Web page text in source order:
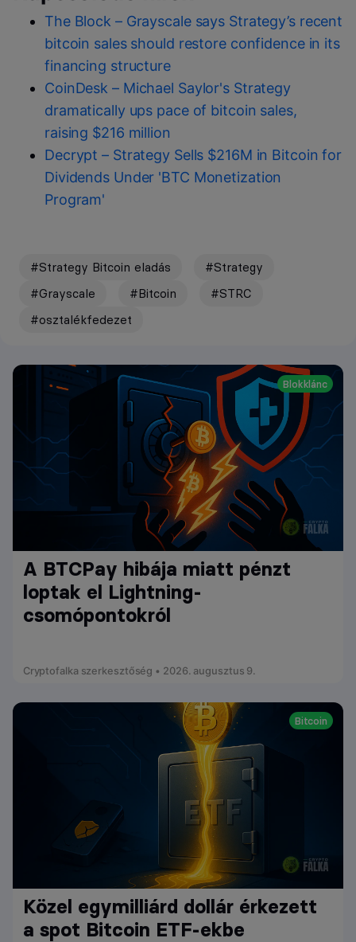
The Block – Grayscale says Strategy’s recent
bitcoin sales should restore confidence in its
financing structure
CoinDesk – Michael Saylor's Strategy
dramatically ups pace of bitcoin sales,
raising $216 million
Decrypt – Strategy Sells $216M in Bitcoin for
Dividends Under 'BTC Monetization
Program'
#Strategy Bitcoin eladás
#Strategy
#Grayscale
#Bitcoin
#STRC
#osztalékfedezet
Blokklánc
A BTCPay hibája miatt pénzt
loptak el Lightning-
csomópontokról
Cryptofalka szerkesztőség • 2026. augusztus 9.
Bitcoin
Közel egymilliárd dollár érkezett
a spot Bitcoin ETF-ekbe